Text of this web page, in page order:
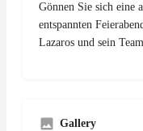
Gönnen Sie sich eine
entspannten
Lazaros und sein
Gallery